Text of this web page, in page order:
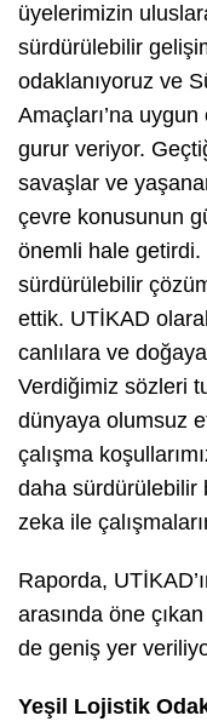
üyelerimizin
sürdürülebilir
odaklanıyoruz ve
Amaçları’na
gurur veriyor.
savaşlar ve
çevre konusunun
önemli hale getirdi.
sürdürülebilir
ettik. UTİKAD
canlılara ve
Verdiğimiz sözleri
dünyaya olumsuz
çalışma
daha sürdürülebilir
zeka ile
Raporda,
arasında öne
de geniş yer
Yeşil Lojistik